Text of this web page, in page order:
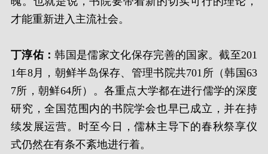
才能重新进入主流社会。
丁淳佑：韩国是儒家文化保存完善的国家。截至201
1年8月，朝鲜半岛保存、管理书院共701所（韩国63
7所，朝鲜64所）。各重点大学都在进行儒学的深度
研究，全国范围内的书院学会也早已成立，并在持
续发展运营。时至今日，儒林主导下的春秋祭享仪
式仍然在有条不紊地进行着。